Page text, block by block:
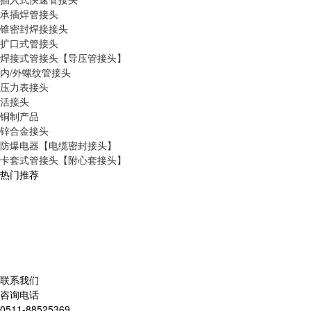
承插焊管接头
锥密封焊接接头
扩口式管接头
焊接式管接头【导压管接头】
内/外螺纹管接头
压力表接头
活接头
铜制产品
锌合金接头
防爆电器【电缆密封接头】
卡套式管接头【附心套接头】
热门推荐
联系我们
咨询电话